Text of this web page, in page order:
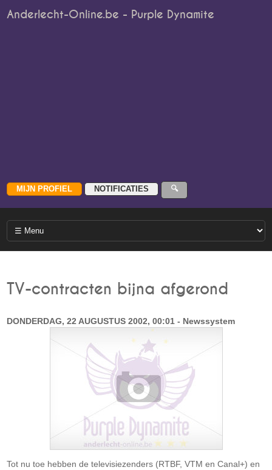
Anderlecht-Online.be - Purple Dynamite
TV-contracten bijna afgerond
DONDERDAG, 22 AUGUSTUS 2002, 00:01 - Newssystem
Tot nu toe hebben de televisiezenders (RTBF, VTM en Canal+) en